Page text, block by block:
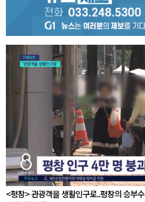
<평창> 관광객을 생활인구로..평창의 승부수